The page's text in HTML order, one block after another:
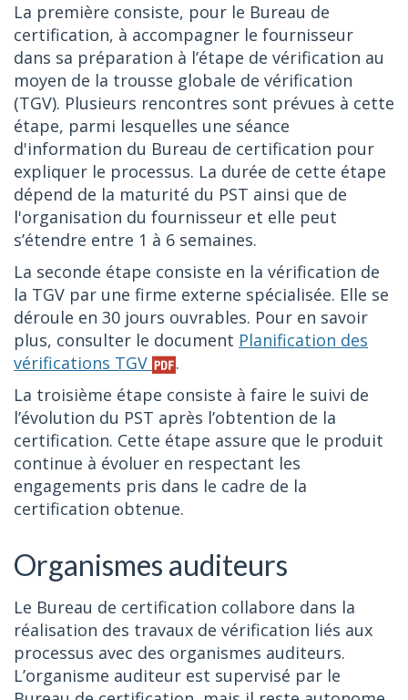
La première consiste, pour le Bureau de
certification, à accompagner le fournisseur
dans sa préparation à l’étape de vérification au
moyen de la trousse globale de vérification
(TGV). Plusieurs rencontres sont prévues à cette
étape, parmi lesquelles une séance
d'information du Bureau de certification pour
expliquer le processus. La durée de cette étape
dépend de la maturité du PST ainsi que de
l'organisation du fournisseur et elle peut
s’étendre entre 1 à 6 semaines.
La seconde étape consiste en la vérification de
la TGV par une firme externe spécialisée. Elle se
déroule en 30 jours ouvrables. Pour en savoir
plus, consulter le document Planification des
vérifications TGV
.
La troisième étape consiste à faire le suivi de
l’évolution du PST après l’obtention de la
certification. Cette étape assure que le produit
continue à évoluer en respectant les
engagements pris dans le cadre de la
certification obtenue.
Organismes auditeurs
Le Bureau de certification collabore dans la
réalisation des travaux de vérification liés aux
processus avec des organismes auditeurs.
L’organisme auditeur est supervisé par le